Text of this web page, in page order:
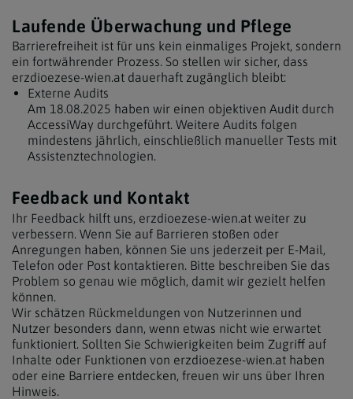
Laufende Überwachung und Pflege
Barrierefreiheit ist für uns kein einmaliges Projekt, sondern
ein fortwährender Prozess. So stellen wir sicher, dass
erzdioezese-wien.at dauerhaft zugänglich bleibt:
Externe Audits
Am 18.08.2025 haben wir einen objektiven Audit durch
AccessiWay durchgeführt. Weitere Audits folgen
mindestens jährlich, einschließlich manueller Tests mit
Assistenztechnologien.
Feedback und Kontakt
Ihr Feedback hilft uns, erzdioezese-wien.at weiter zu
verbessern. Wenn Sie auf Barrieren stoßen oder
Anregungen haben, können Sie uns jederzeit per E-Mail,
Telefon oder Post kontaktieren. Bitte beschreiben Sie das
Problem so genau wie möglich, damit wir gezielt helfen
können.
Wir schätzen Rückmeldungen von Nutzerinnen und
Nutzer besonders dann, wenn etwas nicht wie erwartet
funktioniert. Sollten Sie Schwierigkeiten beim Zugriff auf
Inhalte oder Funktionen von erzdioezese-wien.at haben
oder eine Barriere entdecken, freuen wir uns über Ihren
Hinweis.